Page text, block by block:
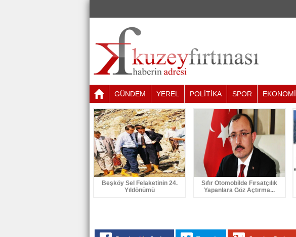
GÜNDEM YEREL POLİTİKA SPOR EKONOMİ
Beşköy Sel Felaketinin 24.
Yıldönümü
Sıfır Otomobilde Fırsatçılık
Yapanlara Göz Açtırma...